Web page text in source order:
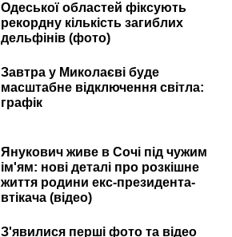
Одеської областей фіксують
рекордну кількість загиблих
дельфінів (фото)
Завтра у Миколаєві буде
масштабне відключення світла:
графік
Янукович живе в Сочі під чужим
ім'ям: нові деталі про розкішне
життя родини екс-президента-
втікача (відео)
З'явилися перші фото та відео